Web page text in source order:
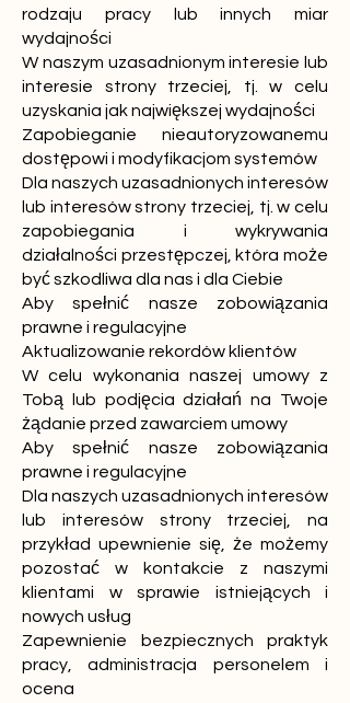
rodzaju pracy lub innych miar
wydajności
W naszym uzasadnionym interesie lub
interesie strony trzeciej, tj. w celu
uzyskania jak największej wydajności
Zapobieganie nieautoryzowanemu
dostępowi i modyfikacjom systemów
Dla naszych uzasadnionych interesów
lub interesów strony trzeciej, tj. w celu
zapobiegania i wykrywania
działalności przestępczej, która może
być szkodliwa dla nas i dla Ciebie
Aby spełnić nasze zobowiązania
prawne i regulacyjne
Aktualizowanie rekordów klientów
W celu wykonania naszej umowy z
Tobą lub podjęcia działań na Twoje
żądanie przed zawarciem umowy
Aby spełnić nasze zobowiązania
prawne i regulacyjne
Dla naszych uzasadnionych interesów
lub interesów strony trzeciej, na
przykład upewnienie się, że możemy
pozostać w kontakcie z naszymi
klientami w sprawie istniejących i
nowych usług
Zapewnienie bezpiecznych praktyk
pracy, administracja personelem i
ocena